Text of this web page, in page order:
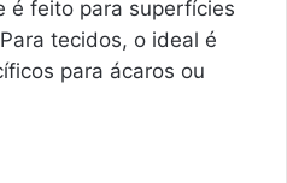
é feito para superfícies
tecidos, o ideal é
para ácaros ou